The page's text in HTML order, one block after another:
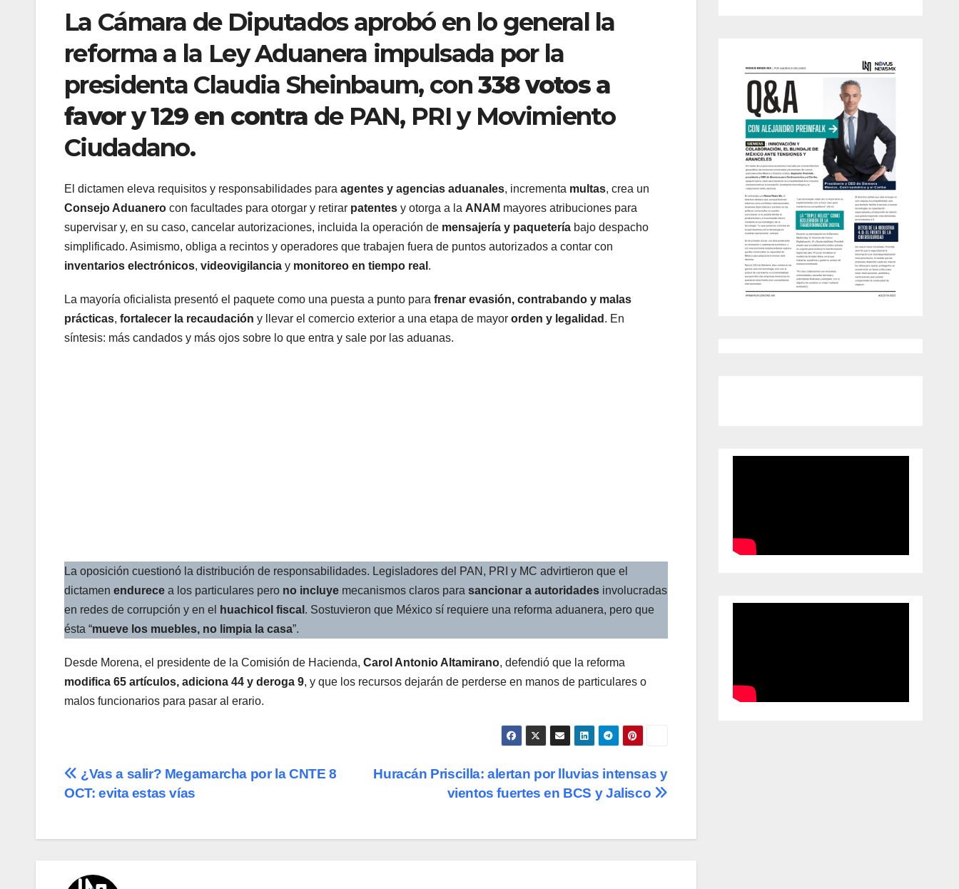
La Cámara de Diputados aprobó en lo general la
reforma a la Ley Aduanera impulsada por la
presidenta Claudia Sheinbaum, con338 votos a
favor y 129 en contra de PAN, PRI y Movimiento
Ciudadano.
El dictamen eleva requisitos y responsabilidades para agentes y agencias aduanales, incrementa multas, crea un
Consejo Aduanero con facultades para otorgar y retirar patentes y otorga a la ANAM mayores atribuciones para
supervisar y, en su caso, cancelar autorizaciones, incluida la operación de mensajería y paquetería bajo despacho
simplificado. Asimismo, obliga a recintos y operadores que trabajen fuera de puntos autorizados a contar con
inventarios electrónicos, videovigilancia y monitoreo en tiempo real .
La mayoría oficialista presentó el paquete como una puesta a punto para frenar evasión, contrabando y malas
prácticas, fortalecer la recaudación y llevar el comercio exterior a una etapa de mayor orden y legalidad . En
síntesis: más candados y más ojos sobre lo que entra y sale por las aduanas.
La oposición cuestionó la distribución de responsabilidades. Legisladores del PAN, PRI y MC advirtieron que el
dictamen endurece a los particulares pero no incluye mecanismos claros para sancionar a autoridades involucradas
en redes de corrupción y en el
huachicol fiscal . Sostuvieron que México sí requiere una reforma aduanera, pero que
ésta “mueve los muebles, no limpia la casa”.
Desde Morena, el presidente de la Comisión de Hacienda, Carol Antonio Altamirano, defendió que la reforma
modifica 65 artículos, adiciona 44 y deroga 9, y que los recursos dejarán de perderse en manos de particulares o
malos funcionarios para pasar al erario.
Navegación
entradas
Huracán Priscilla: alertan por lluvias intensas y
vientos fuertes en BCS y Jalisco
¿Vas a salir? Megamarcha por la CNTE 8
OCT: evita estas vías